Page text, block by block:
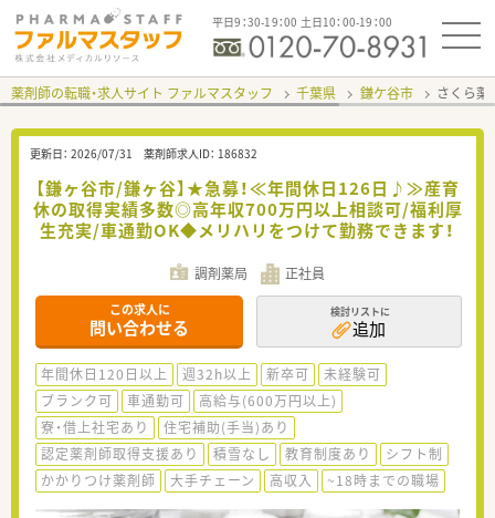
平日9：30-19：00 土日10：00-19：00
薬剤師の転職・求人サイト ファルマスタッフ 千葉県 鎌ケ谷市 さくら
更新日： 2026/07/31 薬剤師求人ID： 186832
【鎌ヶ谷市/鎌ヶ谷】★急募！≪年間休日126日♪≫産育
休の取得実績多数◎高年収700万円以上相談可/福利厚
生充実/車通勤OK◆メリハリをつけて勤務できます！
調剤薬局 正社員
この求人に
問い合わせる
検討リストに
追加
年間休日120日以上 週32h以上 新卒可
未経験可
ブランク可
車通勤可
高給与(600万円以上)
寮・借上社宅あり
住宅補助(手当)あり
認定薬剤師取得支援あり
積雪なし 教育制度あり
シフト制
かかりつけ薬剤師
大手チェーン 高収入 ~18時までの職場